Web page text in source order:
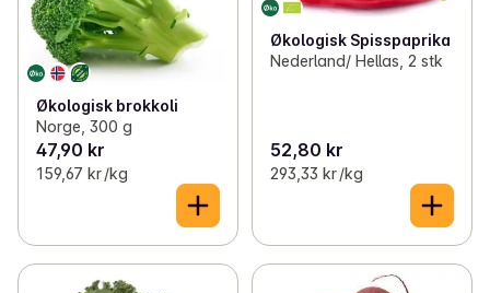
Økologisk brokkoli
Norge, 300 g
47,90 kr
159,67 kr /kg
Økologisk Spisspaprika
Nederland/ Hellas, 2 stk
52,80 kr
293,33 kr /kg